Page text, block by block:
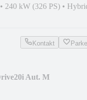
• 240 kW (326 PS) •
Kontakt
Aut. M